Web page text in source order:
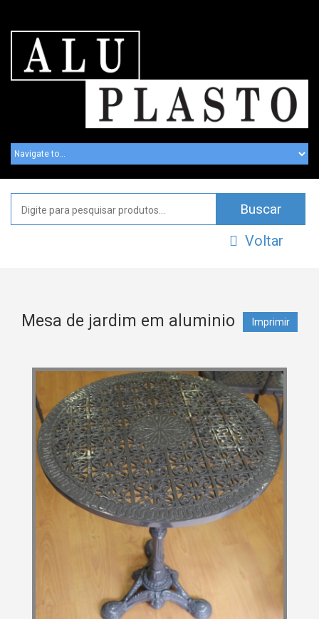
Voltar
Mesa de jardim em aluminio Imprimir